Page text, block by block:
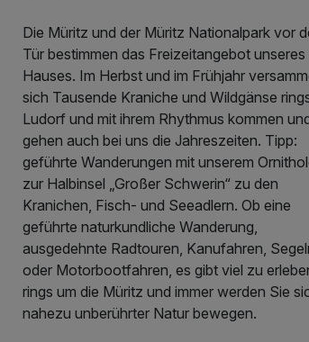
Die Müritz und der Müritz Nationalpark vor
Tür bestimmen das Freizeitangebot unseres
Hauses. Im Herbst und im Frühjahr
sich Tausende Kraniche und Wildgänse
Ludorf und mit ihrem Rhythmus kommen
gehen auch bei uns die Jahreszeiten. Tipp:
geführte Wanderungen mit unserem
zur Halbinsel „Großer Schwerin“ zu den
Kranichen, Fisch- und Seeadlern. Ob eine
geführte naturkundliche Wanderung,
ausgedehnte Radtouren, Kanufahren,
oder Motorbootfahren, es gibt viel zu
rings um die Müritz und immer werden Sie
nahezu unberührter Natur bewegen.